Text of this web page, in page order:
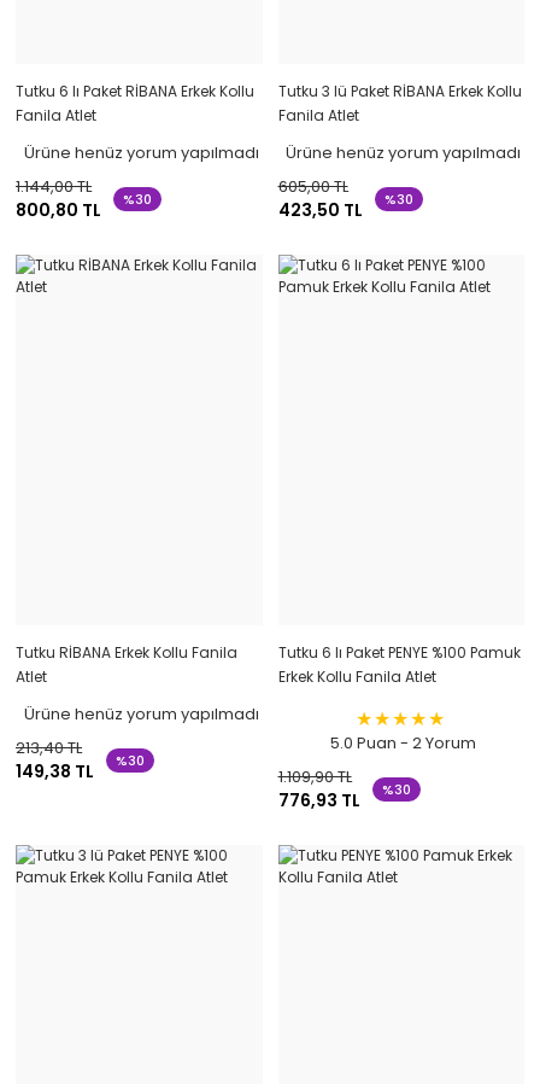
Tutku 6 lı Paket RİBANA Erkek Kollu
Fanila Atlet
Ürüne henüz yorum yapılmadı
1.144,00 TL
800,80 TL %30
Tutku 3 lü Paket RİBANA Erkek Kollu
Fanila Atlet
Ürüne henüz yorum yapılmadı
605,00 TL
423,50 TL %30
Tutku RİBANA Erkek Kollu Fanila
Atlet
Ürüne henüz yorum yapılmadı
213,40 TL
149,38 TL %30
Tutku 6 lı Paket PENYE %100 Pamuk
Erkek Kollu Fanila Atlet
5.0 Puan - 2 Yorum
1.109,90 TL
776,93 TL %30